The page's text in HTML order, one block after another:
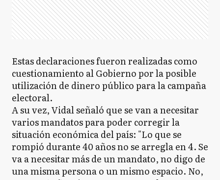
Estas declaraciones fueron realizadas como
cuestionamiento al Gobierno por la posible
utilización de dinero público para la campaña
electoral.
A su vez, Vidal señaló que se van a necesitar
varios mandatos para poder corregir la
situación económica del país: "Lo que se
rompió durante 40 años no se arregla en 4. Se
va a necesitar más de un mandato, no digo de
una misma persona o un mismo espacio. No,